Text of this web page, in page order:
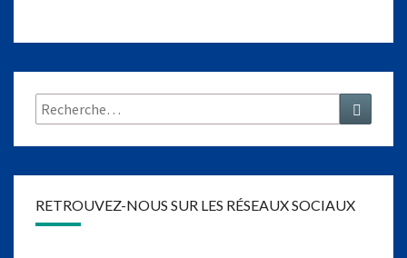
Rechercher :
RETROUVEZ-NOUS SUR LES RÉSEAUX SOCIAUX